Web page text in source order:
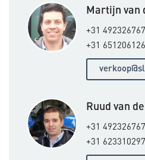
Martijn van
+31 492326767
+31 651206126
Ruud van
+31 492326767
+31 623310297